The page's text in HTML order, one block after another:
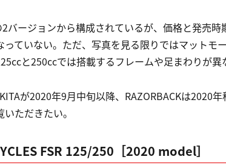
バージョンから構成されているが、価格と発売時
ていない。ただ、写真を見る限りではマットモ
と250ccでは搭載するフレームや足まわりが異
が2020年9月中旬以降、RAZORBACKは2020
ただきたい。
FSR 125/250［2020 model］